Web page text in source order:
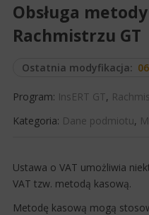
Obsługa
Rachmistrzu GT
Ostatnia modyfikacja:
Program: InsERT GT,
Kategoria: Dane podmiotu,
​Ustawa o VAT umożliwia
VAT tzw. metodą kasową.
Metodę kasową mogą